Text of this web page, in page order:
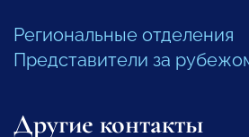
Региональные отделения
Представители за
Другие контакты